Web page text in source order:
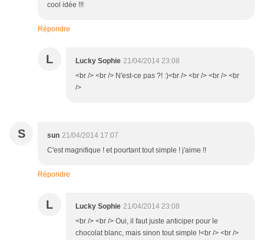
cool idée !!!
Répondre
L Lucky Sophie 21/04/2014 23:08
<br /> <br /> N'est-ce pas ?! :)<br /> <br /> <br /> <br
/>
S sun 21/04/2014 17:07
C'est magnifique ! et pourtant tout simple ! j'aime !!
Répondre
L Lucky Sophie 21/04/2014 23:08
<br /> <br /> Oui, il faut juste anticiper pour le
chocolat blanc, mais sinon tout simple !<br /> <br />